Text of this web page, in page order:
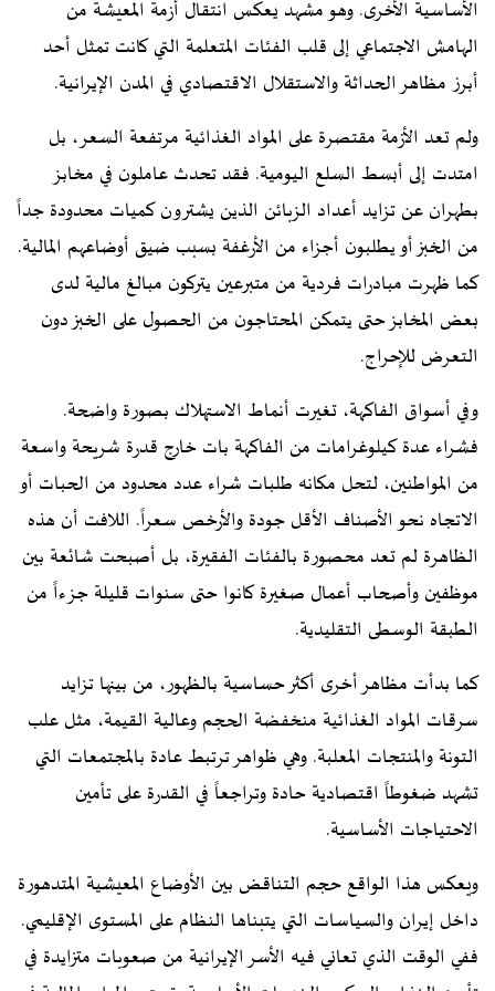
الأساسية الأخرى. وهو مشهد يعكس انتقال أزمة المعيشة من
الهامش الاجتماعي إلى قلب الفئات المتعلمة التي كانت تمثل أحد
أبرز مظاهر الحداثة والاستقلال الاقتصادي في المدن الإيرانية.
ولم تعد الأزمة مقتصرة على المواد الغذائية مرتفعة السعر، بل
امتدت إلى أبسط السلع اليومية. فقد تحدث عاملون في مخابز
بطهران عن تزايد أعداد الزبائن الذين يشترون كميات محدودة جداً
من الخبز أو يطلبون أجزاء من الأرغفة بسبب ضيق أوضاعهم المالية.
كما ظهرت مبادرات فردية من متبرعين يتركون مبالغ مالية لدى
بعض المخابز حتى يتمكن المحتاجون من الحصول على الخبز دون
التعرض للإحراج.
وفي أسواق الفاكهة، تغيرت أنماط الاستهلاك بصورة واضحة.
فشراء عدة كيلوغرامات من الفاكهة بات خارج قدرة شريحة واسعة
من المواطنين، لتحل مكانه طلبات شراء عدد محدود من الحبات أو
الاتجاه نحو الأصناف الأقل جودة والأرخص سعراً. اللافت أن هذه
الظاهرة لم تعد محصورة بالفئات الفقيرة، بل أصبحت شائعة بين
موظفين وأصحاب أعمال صغيرة كانوا حتى سنوات قليلة جزءاً من
الطبقة الوسطى التقليدية.
كما بدأت مظاهر أخرى أكثر حساسية بالظهور، من بينها تزايد
سرقات المواد الغذائية منخفضة الحجم وعالية القيمة، مثل علب
التونة والمنتجات المعلبة. وهي ظواهر ترتبط عادة بالمجتمعات التي
تشهد ضغوطاً اقتصادية حادة وتراجعاً في القدرة على تأمين
الاحتياجات الأساسية.
ويعكس هذا الواقع حجم التناقض بين الأوضاع المعيشية المتدهورة
داخل إيران والسياسات التي يتبناها النظام على المستوى الإقليمي.
ففي الوقت الذي تعاني فيه الأسر الإيرانية من صعوبات متزايدة في